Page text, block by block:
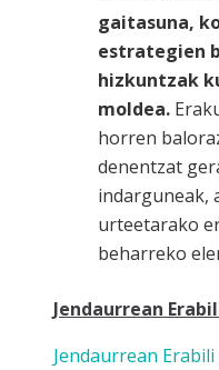
gaitasuna,
estrategien
hizkuntzak
moldea.
horren
denentzat
indarguneak,
urteetarako
beharreko
Jendaurrean
Jendaurrean